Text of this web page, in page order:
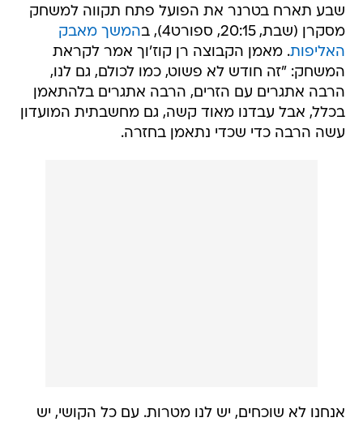
שבע תארח בטרנר את הפועל פתח תקווה למשחק
מסקרן (שבת, 20:15, ספורט4), ב
המשך מאבק
האליפות. מאמן הקבוצה רן קוז'וך אמר לקראת
המשחק: "זה חודש לא פשוט, כמו לכולם, גם לנו,
הרבה אתגרים עם הזרים, הרבה אתגרים בלהתאמן
בכלל, אבל עבדנו מאוד קשה, גם מחשבתית המועדון
עשה הרבה כדי שכדי נתאמן בחזרה.
אנחנו לא שוכחים, יש לנו מטרות. עם כל הקושי, יש